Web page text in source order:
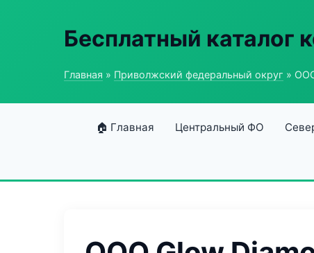
Бесплатный каталог
Главная » Приволжский федеральный округ »
🏠 Главная Центральный ФО